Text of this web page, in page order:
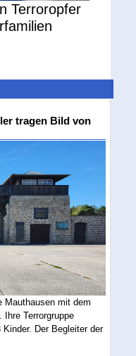
Terroropfer
tragen Bild von
Mauthausen mit dem
Ihre Terrorgruppe
Der Begleiter der